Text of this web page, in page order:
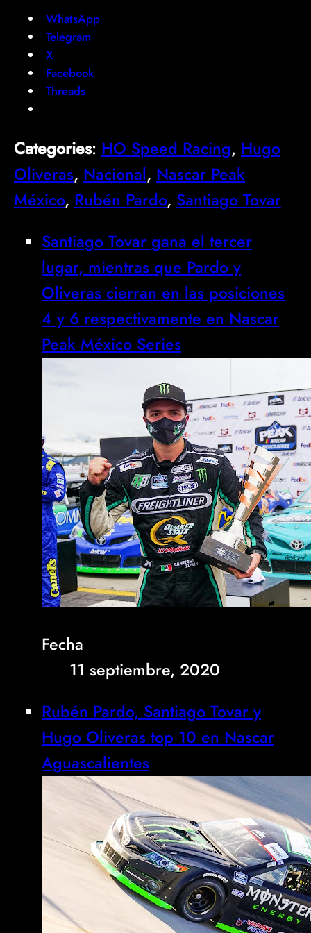
WhatsApp
Telegram
X
Facebook
Threads
Categories: HO Speed Racing, Hugo
Oliveras, Nacional, Nascar Peak
México, Rubén Pardo, Santiago Tovar
Santiago Tovar gana el tercer
lugar, mientras que Pardo y
Oliveras cierran en las posiciones
4 y 6 respectivamente en Nascar
Peak México Series
Fecha
11 septiembre, 2020
Rubén Pardo, Santiago Tovar y
Hugo Oliveras top 10 en Nascar
Aguascalientes